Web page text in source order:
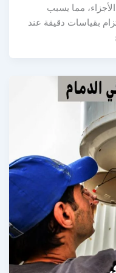
مما يسبب
بقياسات دقيقة عند